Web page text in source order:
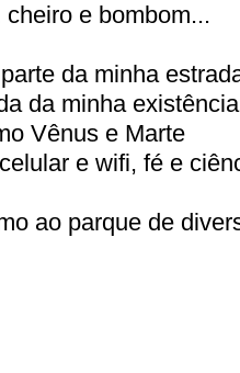
e bombom...
da minha
da minha
Vênus e Marte
e wifi, fé e
ao parque de